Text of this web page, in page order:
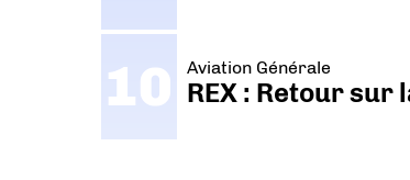
Aviation Générale
REX : Retour